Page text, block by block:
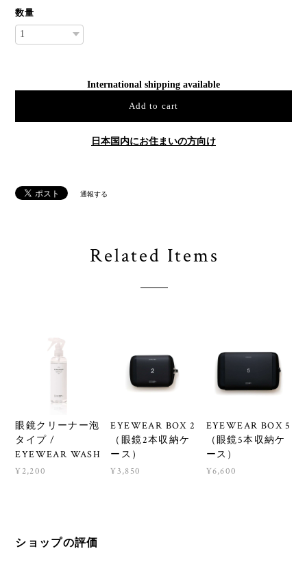
数量
International shipping available
Add to cart
日本国内にお住まいの方向け
通報する
Related Items
眼鏡クリーナー泡
タイプ /
EYEWEAR WASH
¥2,200
EYEWEAR BOX 2
（眼鏡2本収納ケ
ース）
¥3,850
EYEWEAR BOX 5
（眼鏡5本収納ケ
ース）
¥6,600
ショップの評価